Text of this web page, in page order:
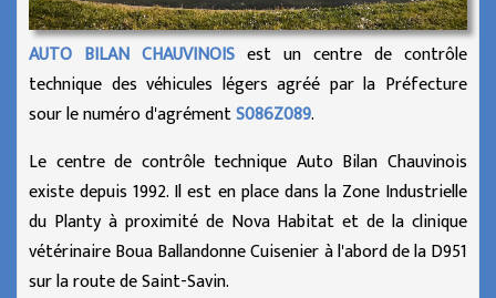
AUTO BILAN CHAUVINOIS est un centre de contrôle
technique des véhicules légers agréé par la Préfecture
sour le numéro d'agrémentS086Z089.
Le centre de contrôle technique Auto Bilan Chauvinois
existe depuis 1992. Il est en place dans la Zone Industrielle
du Planty à proximité de Nova Habitat et de la clinique
vétérinaire Boua Ballandonne Cuisenier à l'abord de la D951
sur la route de Saint-Savin.